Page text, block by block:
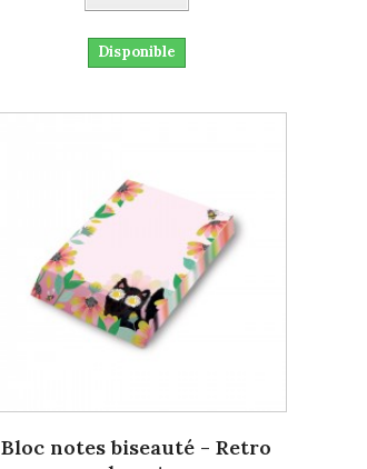
Disponible
Bloc notes biseauté - Retro